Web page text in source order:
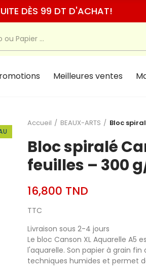
DÈS 99 DT D'ACHAT!
Meilleures ventes
Accueil BEAUX-ARTS Bloc
Bloc spiralé
feuilles – 300
16,800 TND
TTC
Livraison sous 2-4 jours
Le bloc Canson XL Aquarelle A5
l'aquarelle. Son papier à grain
techniques humides et permet